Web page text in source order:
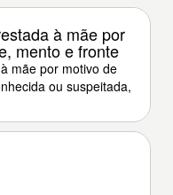
à mãe por
mento e fronte
mãe por motivo de
ou suspeitada,